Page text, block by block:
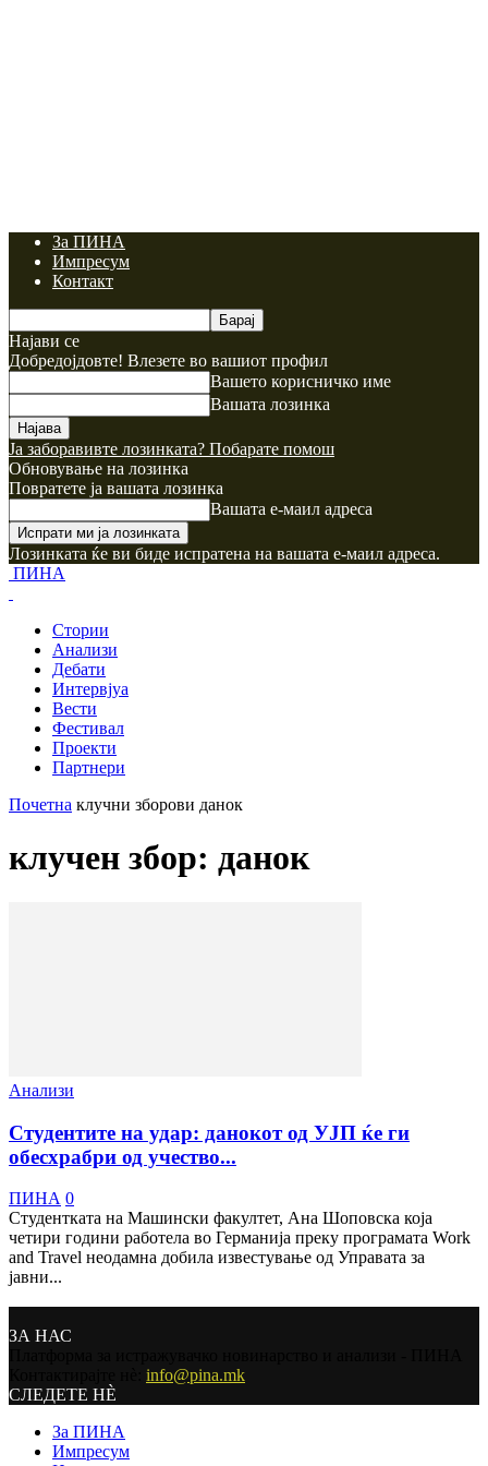
За ПИНА
Импресум
Контакт
Најави се
Добредојдовте! Влезете во вашиот профил
Вашето корисничко име
Вашата лозинка
Ја заборавивте лозинката? Побарате помош
Обновување на лозинка
Повратете ја вашата лозинка
Вашата е-маил адреса
Лозинката ќе ви биде испратена на вашата е-маил адреса.
ПИНА
Стории
Анализи
Дебати
Интервјуа
Вести
Фестивал
Проекти
Партнери
Почетна клучни зборови данок
клучен збор: данок
Анализи
Студентите на удар: данокот од УЈП ќе ги
обесхрабри од учество...
ПИНА 0
Студентката на Машински факултет, Ана Шоповска која
четири години работела во Германија преку програмата Work
and Travel неодамна добила известување од Управата за
јавни...
ЗА НАС
info@pina.mk
СЛЕДЕТЕ НЀ
За ПИНА
Импресум